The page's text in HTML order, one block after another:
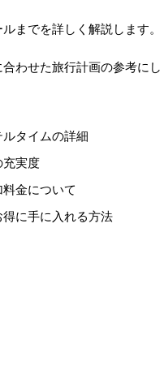
までを詳しく解説します。
わせた旅行計画の参考にし
タイムの詳細
充実度
金について
に手に入れる方法